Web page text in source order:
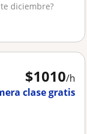
diciembre?
$1010/h
clase gratis